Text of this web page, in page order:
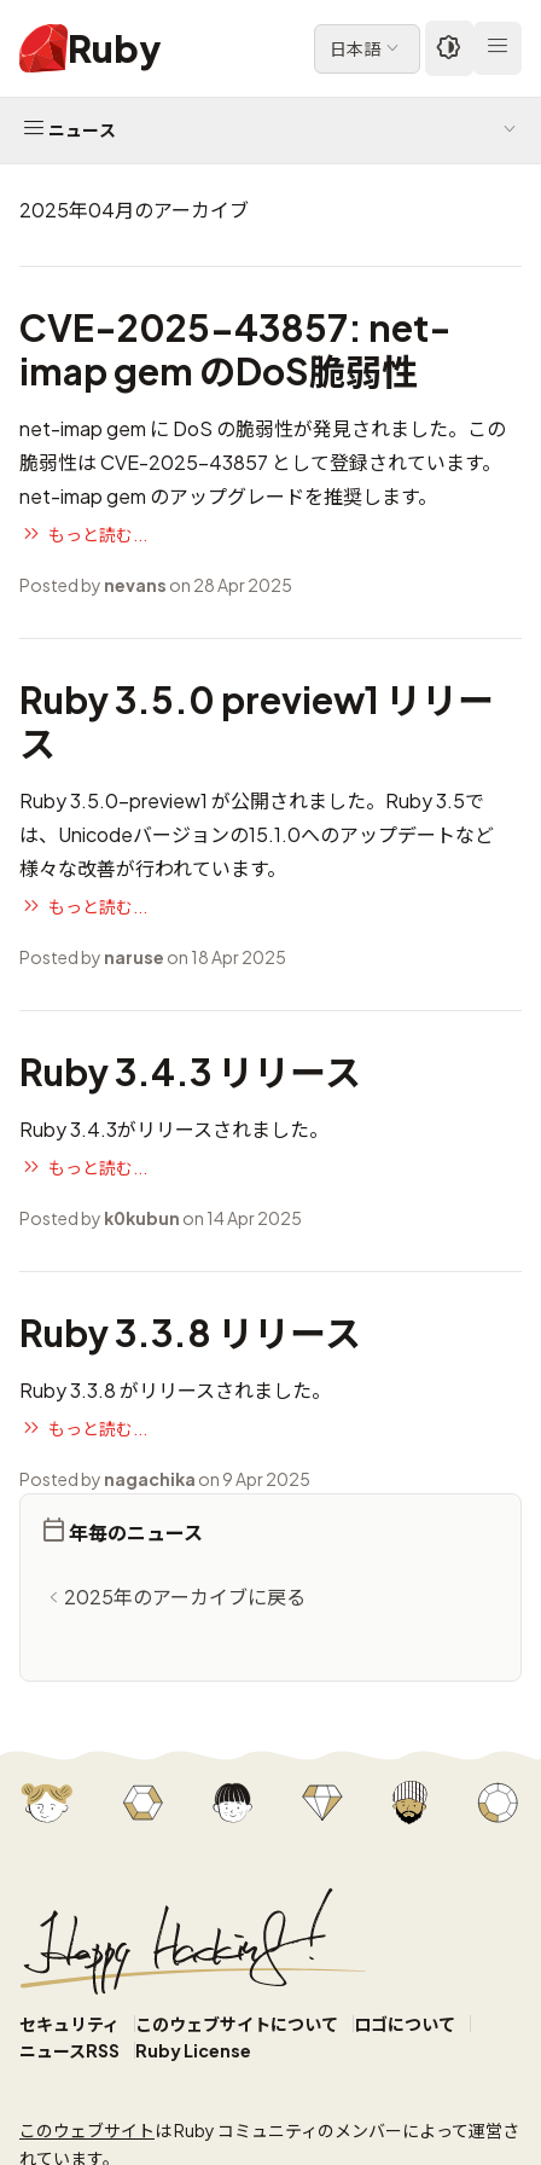
Ruby 日本語
ニュース
2025年04月のアーカイブ
CVE-2025-43857: net-
imap gem のDoS脆弱性
net-imap gem に DoS の脆弱性が発見されました。この
脆弱性はCVE-2025-43857 として登録されています。
net-imap gem のアップグレードを推奨します。
もっと読む...
Posted by nevans on 28 Apr 2025
Ruby 3.5.0 preview1 リリー
ス
Ruby 3.5.0-preview1 が公開されました。Ruby 3.5で
は、Unicodeバージョンの15.1.0へのアップデートなど
様々な改善が行われています。
もっと読む...
Posted by naruse on 18 Apr 2025
Ruby 3.4.3 リリース
Ruby 3.4.3がリリースされました。
もっと読む...
Posted by k0kubun on 14 Apr 2025
Ruby 3.3.8 リリース
Ruby 3.3.8 がリリースされました。
もっと読む...
Posted by nagachika on 9 Apr 2025
年毎のニュース
2025年のアーカイブに戻る
セキュリティ このウェブサイトについて
ロゴについて
ニュースRSS
Ruby License
このウェブサイト は Ruby コミュニティのメンバーによって運営さ
れています。